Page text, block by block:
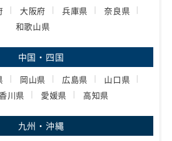
大阪府 兵庫県
奈良県
和歌山県
中国・四国
岡山県 広島県
山口県
香川県 愛媛県 高知県
九州・沖縄